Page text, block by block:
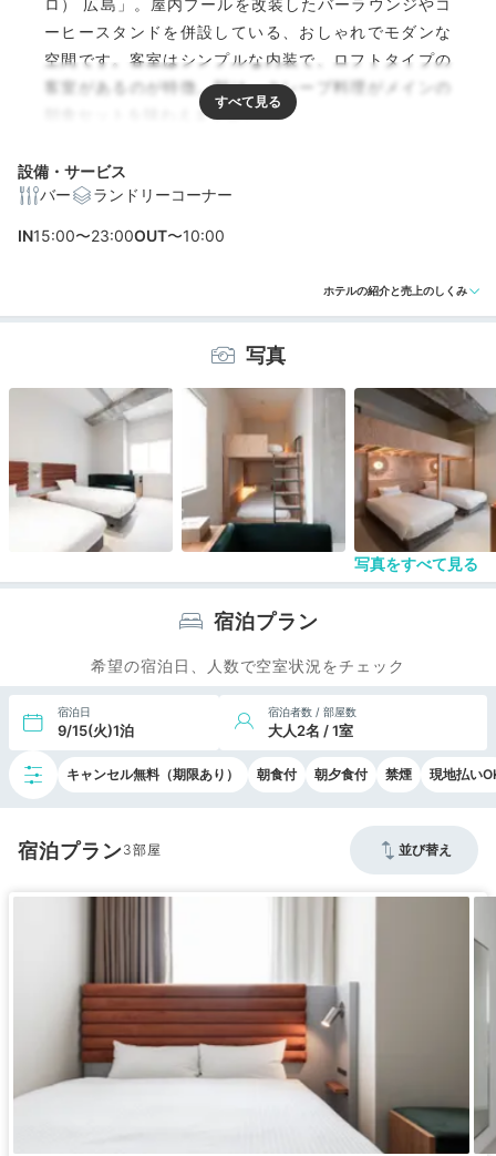
ロ） 広島」。屋内プールを改装したバーラウンジやコ
ーヒースタンドを併設している、おしゃれでモダンな
空間です。客室はシンプルな内装で、ロフトタイプの
客室があるのが特徴。朝は、クレープ料理がメインの
朝食セットを味わえますよ。
編集部おすすめの３つのポイント
思い思いの時間が過ごせる♡バーラウンジ&コーヒースタ
ンド
設備・サービス
バー
ランドリーコーナー
IN15:00〜23:00OUT〜10:00
ホテルの紹介と売上のしくみ
写真
写真をすべて見る
宿泊プラン
希望の宿泊日、人数で空室状況をチェック
宿泊日
9/15(火)1泊
宿泊者数 / 部屋数
大人2名 / 1室
キャンセル無料（期限あり） 朝食付 朝夕食付 禁煙 現地払い
宿泊プラン3 並び替え